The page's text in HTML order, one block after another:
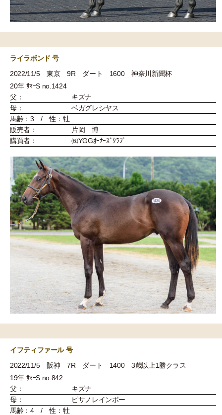
ライラボンド 号
2022/11/5 東京 9R ダート 1600 神奈川新聞杯
20年 ｻﾏｰS no.1424
父：
キズナ
母：
ベガグレシヤス
馬齢：3 / 性：牡
販売者：
片岡 博
購買者：
㈱YGGｵｰﾅｰｽﾞｸﾗﾌﾞ
イフティファール 号
2022/11/5 阪神 7R ダート 1400 3歳以上1勝クラス
19年 ｻﾏｰS no.842
父：
キズナ
母：
ピサノレインボー
馬齢：4 / 性：牡